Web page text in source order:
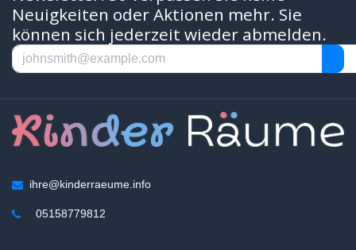
Neuigkeiten oder Aktionen mehr. Sie
können sich jederzeit wieder abmelden.
ihre@kinderraeume.info
05158779812